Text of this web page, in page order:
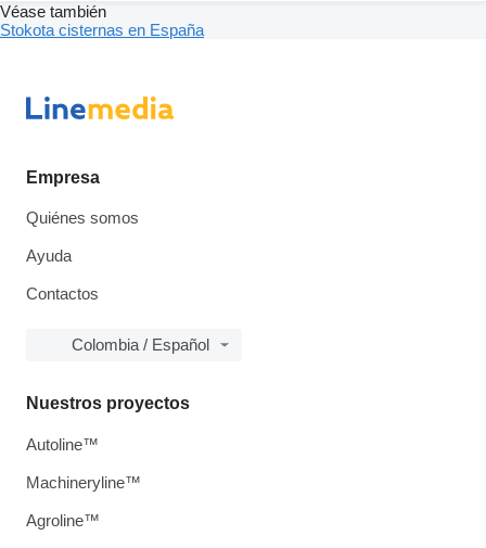
Véase también
Stokota cisternas en España
Empresa
Quiénes somos
Ayuda
Contactos
Colombia / Español
Nuestros proyectos
Autoline™
Machineryline™
Agroline™